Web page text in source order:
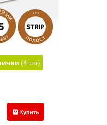
(4 шт)
Купить